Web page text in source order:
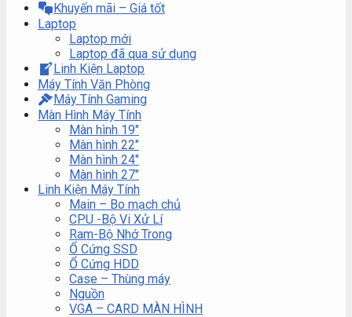
Khuyến mãi – Giá tốt
Laptop
Laptop mới
Laptop đã qua sử dụng
Linh Kiện Laptop
Máy Tính Văn Phòng
Máy Tính Gaming
Màn Hình Máy Tính
Màn hình 19″
Màn hình 22″
Màn hình 24″
Màn hình 27″
Linh Kiện Máy Tính
Main – Bo mạch chủ
CPU -Bộ Vi Xử Lí
Ram-Bộ Nhớ Trong
Ổ Cứng SSD
Ổ Cứng HDD
Case – Thùng máy
Nguồn
VGA – CARD MÀN HÌNH